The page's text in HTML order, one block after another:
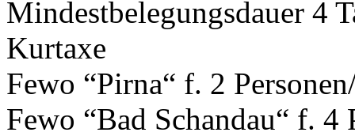
Mindestbelegungsdauer 4
Kurtaxe
Fewo “Pirna“ f. 2
Fewo “Bad Schandau“ f. 4